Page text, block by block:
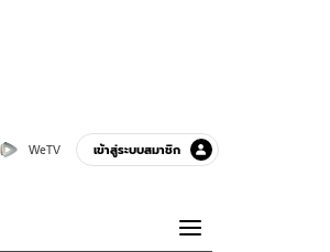
WeTV เข้าสู่ระบบสมาชิก